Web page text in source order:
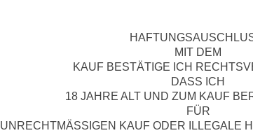
MIT DEM
KAUF BESTÄTIGE ICH
DASS ICH
18 JAHRE ALT UND ZUM KAUF
FÜR
UNRECHTMÄSSIGEN KAUF ODER ILLEGALE